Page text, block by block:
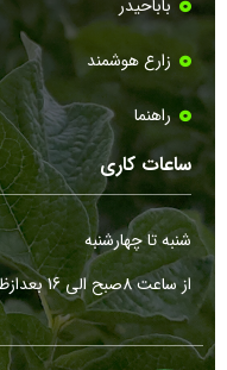
باباحیدر
زارع هوشمند
راهنما
ساعات کاری
شنبه تا چهارشنبه
از ساعت 8صبح الی 16 بعدازظهر